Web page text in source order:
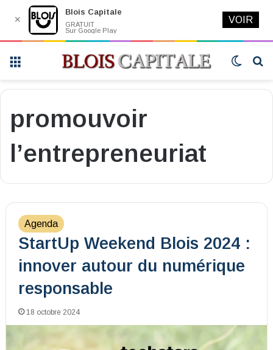
Switch
promouvoir
l’entrepreneuriat
Agenda
StartUp Weekend Blois 2024 :
innover autour du numérique
responsable
18 octobre 2024
✕
Blois Capitale
GRATUIT
Sur Google Play
VOIR